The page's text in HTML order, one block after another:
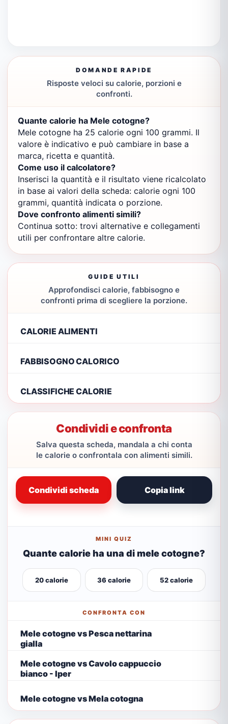
DOMANDE RAPIDE
Risposte veloci su calorie, porzioni e
confronti.
Quante calorie ha Mele cotogne?
Mele cotogne ha 25 calorie ogni 100 grammi. Il
valore è indicativo e può cambiare in base a
marca, ricetta e quantità.
Come uso il calcolatore?
Inserisci la quantità e il risultato viene ricalcolato
in base ai valori della scheda: calorie ogni 100
grammi, quantità indicata o porzione.
Dove confronto alimenti simili?
Continua sotto: trovi alternative e collegamenti
utili per confrontare altre calorie.
GUIDE UTILI
Approfondisci calorie, fabbisogno e
confronti prima di scegliere la porzione.
CALORIE ALIMENTI
FABBISOGNO CALORICO
CLASSIFICHE CALORIE
Condividi e confronta
Salva questa scheda, mandala a chi conta
le calorie o confrontala con alimenti simili.
Condividi scheda Copia link
MINI QUIZ
Quante calorie ha una di mele cotogne?
20 calorie 36 calorie 52 calorie
CONFRONTA CON
Mele cotogne vs Pesca nettarina
gialla
Mele cotogne vs Cavolo cappuccio
bianco - Iper
Mele cotogne vs Mela cotogna